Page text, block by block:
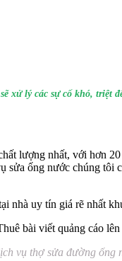
xử lý các sự cố khó, triệt
lượng nhất, với hơn
ống nước chúng tôi
nhà uy tín giá rẽ nhất
vụ thợ sửa đường ống